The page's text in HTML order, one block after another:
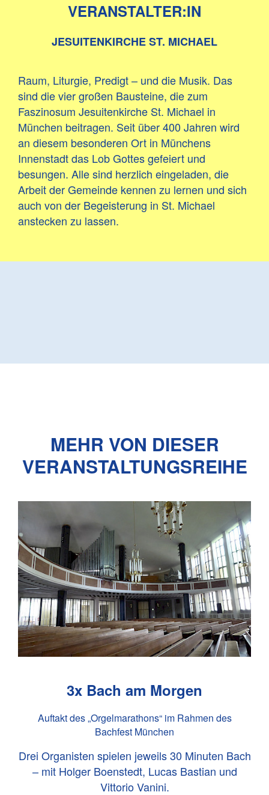
VERANSTALTER:IN
JESUITENKIRCHE ST. MICHAEL
Raum, Liturgie, Predigt – und die Musik. Das
sind die vier großen Bausteine, die zum
Faszinosum Jesuitenkirche St. Michael in
München beitragen. Seit über 400 Jahren wird
an diesem besonderen Ort in Münchens
Innenstadt das Lob Gottes gefeiert und
besungen. Alle sind herzlich eingeladen, die
Arbeit der Gemeinde kennen zu lernen und sich
auch von der Begeisterung in St. Michael
anstecken zu lassen.
MEHR VON DIESER
VERANSTALTUNGSREIHE
3x Bach am Morgen
Auftakt des „Orgelmarathons“ im Rahmen des
Bachfest München
Drei Organisten spielen jeweils 30 Minuten Bach
– mit Holger Boenstedt, Lucas Bastian und
Vittorio Vanini.